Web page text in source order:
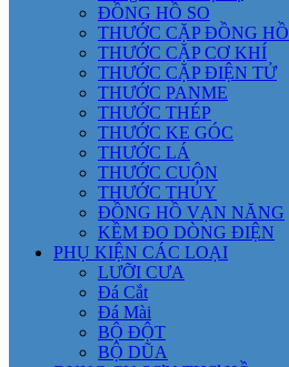
ĐỒNG HỒ SO
THƯỚC CẶP ĐỒNG HỒ
THƯỚC CẶP CƠ KHÍ
THƯỚC CẶP ĐIỆN TỬ
THƯỚC PANME
THƯỚC THÉP
THƯỚC KE GÓC
THƯỚC LÁ
THƯỚC CUỘN
THƯỚC THỦY
ĐỒNG HỒ VẠN NĂNG
KỀM ĐO DÒNG ĐIỆN
PHỤ KIỆN CÁC LOẠI
LƯỠI CƯA
Đá Cắt
Đá Mài
BỘ ĐỘT
BỘ DŨA